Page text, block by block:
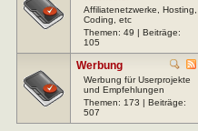
Affiliatenetzwerke, Hosting,
Coding, etc
Themen: 49 | Beiträge:
105
Werbung
Werbung für Userprojekte
und Empfehlungen
Themen: 173 | Beiträge:
507